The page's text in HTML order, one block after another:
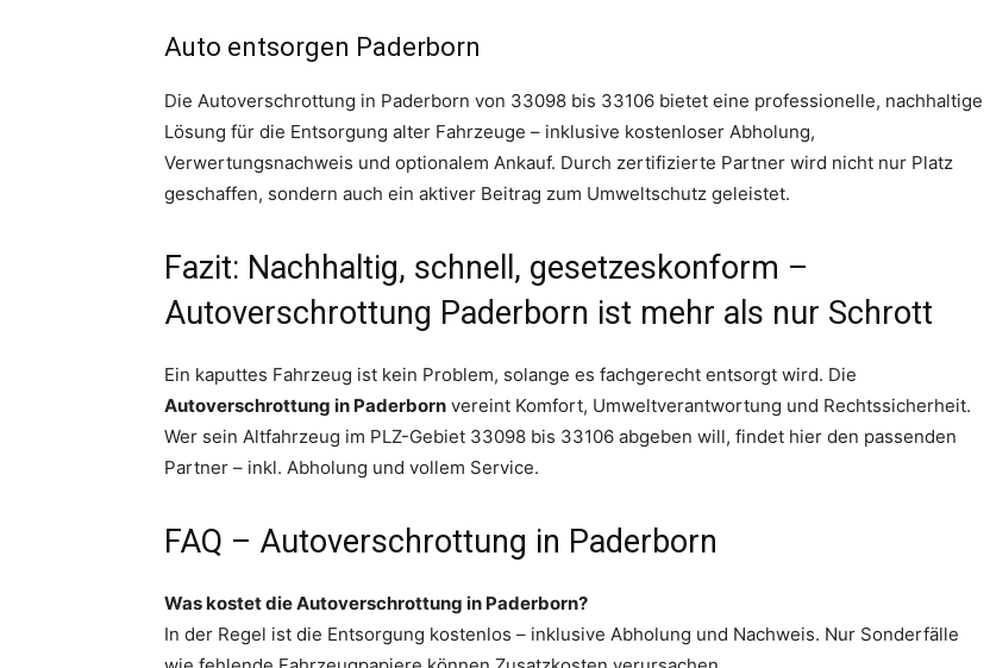
Auto entsorgen Paderborn
Die Autoverschrottung in Paderborn von 33098 bis 33106 bietet eine professionelle, nachhaltige
Lösung für die Entsorgung alter Fahrzeuge – inklusive kostenloser Abholung,
Verwertungsnachweis und optionalem Ankauf. Durch zertifizierte Partner wird nicht nur Platz
geschaffen, sondern auch ein aktiver Beitrag zum Umweltschutz geleistet.
Fazit: Nachhaltig, schnell, gesetzeskonform –
Autoverschrottung Paderborn ist mehr als nur Schrott
Ein kaputtes Fahrzeug ist kein Problem, solange es fachgerecht entsorgt wird. Die
Autoverschrottung in Paderborn vereint Komfort, Umweltverantwortung und Rechtssicherheit.
Wer sein Altfahrzeug im PLZ-Gebiet 33098 bis 33106 abgeben will, findet hier den passenden
Partner – inkl. Abholung und vollem Service.
FAQ – Autoverschrottung in Paderborn
Was kostet die Autoverschrottung in Paderborn?
In der Regel ist die Entsorgung kostenlos – inklusive Abholung und Nachweis. Nur Sonderfälle